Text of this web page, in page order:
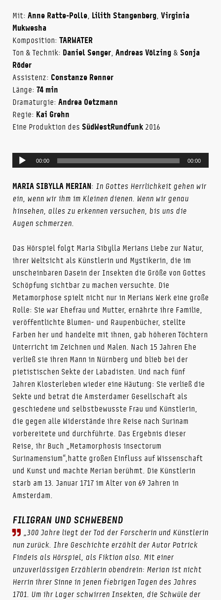
Mit: Anne Ratte-Polle, Lilith Stangenberg, Virginia
Mukwesha
Komposition: TARWATER
Ton & Technik: Daniel Senger, Andreas Völzing & Sonja
Röder
Assistenz: Constanze Renner
Länge: 74 min
Dramaturgie: Andrea Oetzmann
Regie: Kai Grehn
Eine Produktion des SüdWestRundfunk 2016
Audio-
Player
00:00 00:00
MARIA SIBYLLA MERIAN: In Gottes Herrlichkeit gehen wir
ein, wenn wir ihm im Kleinen dienen. Wenn wir genau
hinsehen, alles zu erkennen versuchen, bis uns die
Augen schmerzen.
Das Hörspiel folgt Maria Sibylla Merians Liebe zur Natur,
ihrer Weltsicht als Künstlerin und Mystikerin, die im
unscheinbaren Dasein der Insekten die Größe von Gottes
Schöpfung sichtbar zu machen versuchte. Die
Metamorphose spielt nicht nur in Merians Werk eine große
Rolle: Sie war Ehefrau und Mutter, ernährte ihre Familie,
veröffentlichte Blumen- und Raupenbücher, stellte
Farben her und handelte mit ihnen, gab höheren Töchtern
Unterricht im Zeichnen und Malen. Nach 15 Jahren Ehe
verließ sie ihren Mann in Nürnberg und blieb bei der
pietistischen Sekte der Labadisten. Und nach fünf
Jahren Klosterleben wieder eine Häutung: Sie verließ die
Sekte und betrat die Amsterdamer Gesellschaft als
geschiedene und selbstbewusste Frau und Künstlerin,
die gegen alle Widerstände ihre Reise nach Surinam
vorbereitete und durchführte. Das Ergebnis dieser
Reise, ihr Buch „Metamorphosis insectorum
Surinamensium“,hatte großen Einfluss auf Wissenschaft
und Kunst und machte Merian berühmt. Die Künstlerin
starb am 13. Januar 1717 im Alter von 69 Jahren in
Amsterdam.
FILIGRAN UND SCHWEBEND
„300 Jahre liegt der Tod der Forscherin und Künstlerin
nun zurück. Ihre Geschichte erzählt der Autor Patrick
Findeis als Hörspiel, als Fiktion also. Mit einer
unzuverlässigen Erzählerin obendrein: Merian ist nicht
Herrin ihrer Sinne in jenen fiebrigen Tagen des Jahres
1701. Um ihr Lager schwirren Insekten, die Schwüle der